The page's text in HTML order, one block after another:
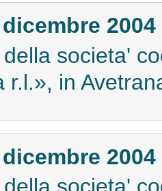
dicembre 2004
societa'
r.l.», in
dicembre 2004
societa'